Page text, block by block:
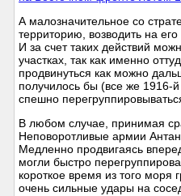
А малозначительное со
территорию, возводить на
И за счет таких действий
участках, так как именно
продвинуться как можно
получилось бы (все же 1916-
спешно
В любом случае, принимая
Неповоротливые армии
Медленно продвигаясь
могли быстро
короткое время из того
очень сильные удары на